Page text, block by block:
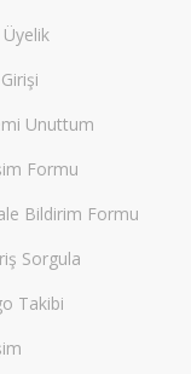
Üyelik
Unuttum
Formu
Bildirim Formu
Sorgula
Takibi